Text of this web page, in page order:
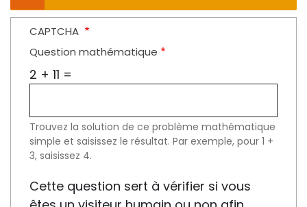
CAPTCHA
Question mathématique
2 + 11 =
Trouvez la solution de ce problème mathématique
simple et saisissez le résultat. Par exemple, pour 1 +
3, saisissez 4.
Cette question sert à vérifier si vous